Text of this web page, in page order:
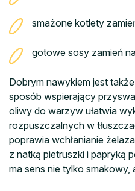
smażone kotlety
gotowe sosy zamień
Dobrym nawykiem jest
sposób wspierający
oliwy do warzyw ułatwia
rozpuszczalnych w
poprawia wchłanianie
z natką pietruszki i papryką
ma sens nie tylko smakowy,